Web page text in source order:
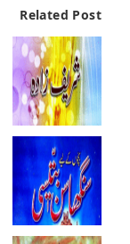
Related Post